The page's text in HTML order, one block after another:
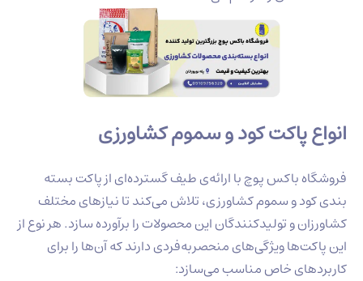
پاکت کود و سموم کشاورزی
باکس پوچ با ارائه‌ی طیف گسترده‌ای از پاکت بسته
و سموم کشاورزی، تلاش می‌کند تا نیازهای مختلف
و تولیدکنندگان این محصولات را برآورده سازد. هر نوع از
ویژگی‌های منحصربه‌فردی دارند که آن‌ها را برای
خاص مناسب می‌سازد: